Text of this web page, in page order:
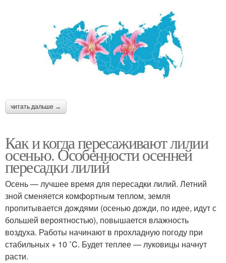
читать дальше →
Как и когда пересаживают лилии
осенью. Особенности осенней
пересадки лилий
Осень — лучшее время для пересадки лилий. Летний
зной сменяется комфортным теплом, земля
пропитывается дождями (осенью дожди, по идее, идут с
большей вероятностью), повышается влажность
воздуха. Работы начинают в прохладную погоду при
стабильных + 10 ˚C. Будет теплее — луковицы начнут
расти.